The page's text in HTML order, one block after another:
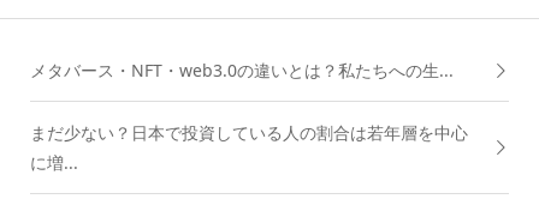
メタバース・NFT・web3.0の違いとは？私たちへの生...
まだ少ない？日本で投資している人の割合は若年層を中心
に増...